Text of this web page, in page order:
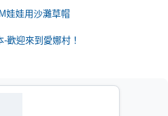
娃娃用沙灘草帽
-歡迎來到愛娜村！